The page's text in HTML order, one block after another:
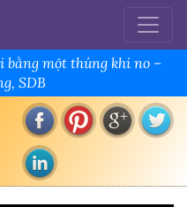
một thúng khi no –
SDB